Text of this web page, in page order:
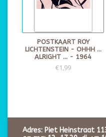
POSTKAART ROY
LICHTENSTEIN - OHHH ...
ALRIGHT ... - 1964
€1,99
Adres: Piet Heinstraat